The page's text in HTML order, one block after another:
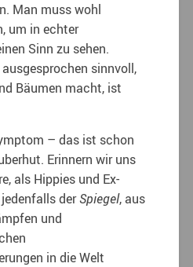
Man muss wohl
um in echter
Sinn zu sehen.
sinnvoll,
Bäumen macht, ist
– das ist schon
Erinnern wir uns
als Hippies und Ex-
jedenfalls derSpiegel, aus
und
in die Welt